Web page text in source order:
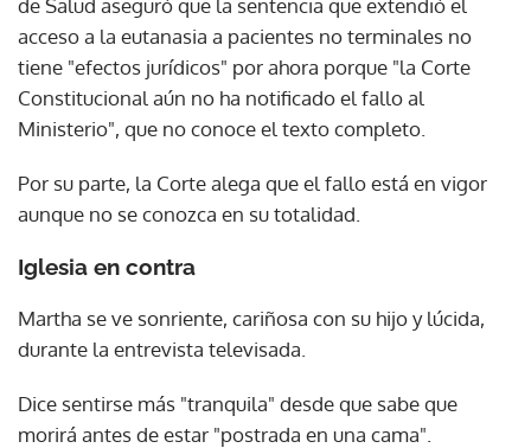
de Salud aseguró que la sentencia que extendió el
acceso a la eutanasia a pacientes no terminales no
tiene "efectos jurídicos" por ahora porque "la Corte
Constitucional aún no ha notificado el fallo al
Ministerio", que no conoce el texto completo.
Por su parte, la Corte alega que el fallo está en vigor
aunque no se conozca en su totalidad.
Iglesia en contra
Martha se ve sonriente, cariñosa con su hijo y lúcida,
durante la entrevista televisada.
Dice sentirse más "tranquila" desde que sabe que
morirá antes de estar "postrada en una cama".